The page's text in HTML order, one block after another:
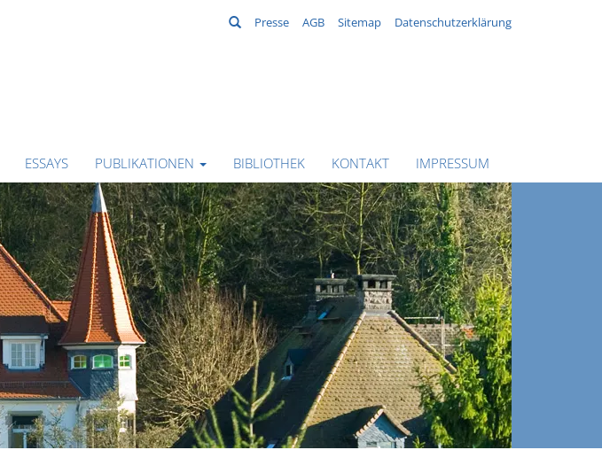
Suchen
Presse AGB Sitemap Datenschutzerklärung
ESSAYS PUBLIKATIONEN BIBLIOTHEK KONTAKT IMPRESSUM